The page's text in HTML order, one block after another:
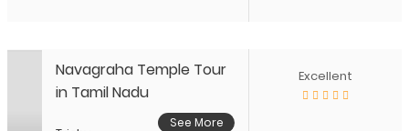
Navagraha Temple Tour
in Tamil Nadu
See More
Excellent